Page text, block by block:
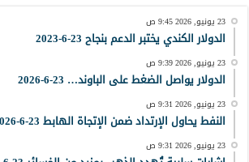
23 يونيو, 2026 9:45 ص
الدولار الكندي يختبر الدعم بنجاح 23-6-2023
23 يونيو, 2026 9:39 ص
الدولار يواصل الضغط على الباوند… 23-6-2026
23 يونيو, 2026 9:31 ص
النفط يحاول الإرتداد ضمن الإتجاة الهابط 23-6-2026
23 يونيو, 2026 9:31 ص